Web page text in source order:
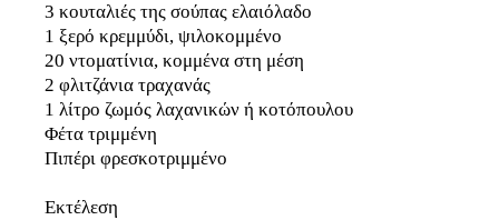
3 κουταλιές της σούπας ελαιόλαδο
1 ξερό κρεμμύδι, ψιλοκομμένο
20 ντοματίνια, κομμένα στη μέση
2 φλιτζάνια τραχανάς
1 λίτρο ζωμός λαχανικών ή κοτόπουλου
Φέτα τριμμένη
Πιπέρι φρεσκοτριμμένο
Εκτέλεση